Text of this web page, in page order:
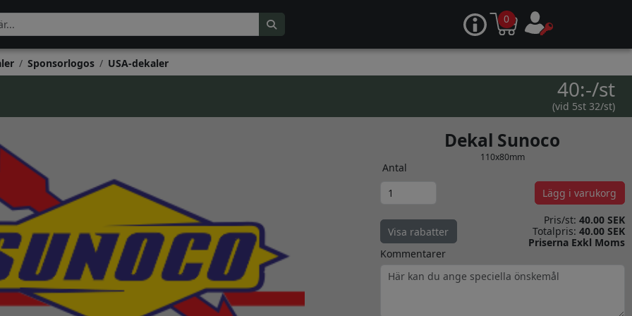
0
Sponsorlogos USA-dekaler
40:-/st
(vid 5st 32/st)
Dekal Sunoco
110x80mm
Antal
Lägg i varukorg
Visa rabatter
Pris/st: 40.00 SEK
Totalpris: 40.00 SEK
Priserna Exkl Moms
Kommentarer